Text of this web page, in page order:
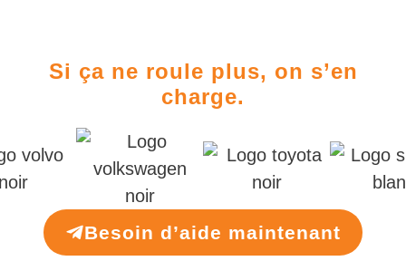
Si ça ne roule plus, on s’en
charge.
Besoin d’aide maintenant